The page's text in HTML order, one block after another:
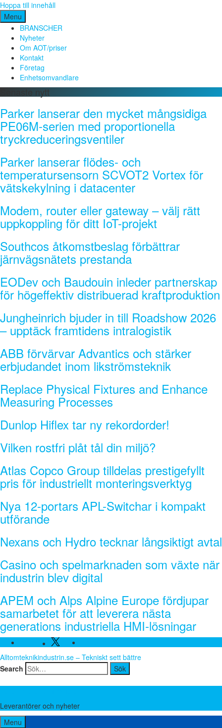
Hoppa till innehåll
Menu
BRANSCHER
Nyheter
Om AOT/priser
Kontakt
Företag
Enhetsomvandlare
Senaste nytt
Parker lanserar den mycket mångsidiga
PE06M-serien med proportionella
tryckreduceringsventiler
Parker lanserar flödes- och
temperatursensorn SCVOT2 Vortex för
vätskekylning i datacenter
Modem, router eller gateway – välj rätt
uppkoppling för ditt IoT-projekt
Southcos åtkomstbeslag förbättrar
järnvägsnätets prestanda
EODev och Baudouin inleder partnerskap
för högeffektiv distribuerad kraftproduktion
Jungheinrich bjuder in till Roadshow 2026
– upptäck framtidens intralogistik
ABB förvärvar Advantics och stärker
erbjudandet inom likströmsteknik
Replace Physical Fixtures and Enhance
Measuring Processes
Dunlop Hiflex tar ny rekordorder!
Vilken rostfri plåt tål din miljö?
Atlas Copco Group tilldelas prestigefyllt
pris för industriellt monteringsverktyg
Nya 12-portars APL-Switchar i kompakt
utförande
Nexans och Hydro tecknar långsiktigt avtal
Casino och spelmarknaden som växte när
industrin blev digital
APEM och Alps Alpine Europe fördjupar
samarbetet för att leverera nästa
generations industriella HMI-lösningar
Facebook Twitter
Alltomteknikindustrin.se – Tekniskt sett bättre
Search
Leverantörer och nyheter
Menu